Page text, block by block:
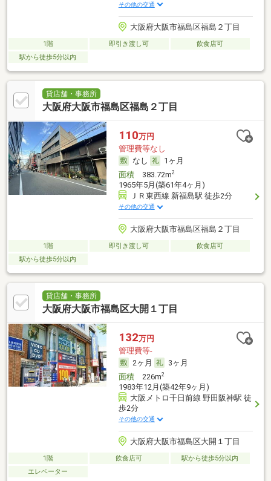
その他の交通
大阪府大阪市福島区福島２丁目
1階 即引き渡し可
飲食店可
駅から徒歩5分以内
貸店舗・事務所
大阪府大阪市福島区福島２丁目
110万円
管理費等なし
なし
1ヶ月
面積383.72m2
1965年5月(築61年4ヶ月)
ＪＲ東西線 新福島駅 徒歩2分
その他の交通
大阪府大阪市福島区福島２丁目
1階 即引き渡し可
飲食店可
駅から徒歩5分以内
貸店舗・事務所
大阪府大阪市福島区大開１丁目
132万円
管理費等-
2ヶ月
3ヶ月
面積226m2
1983年12月(築42年9ヶ月)
大阪メトロ千日前線 野田阪神駅 徒
歩2分
その他の交通
大阪府大阪市福島区大開１丁目
1階 飲食店可
駅から徒歩5分以内
エレベーター